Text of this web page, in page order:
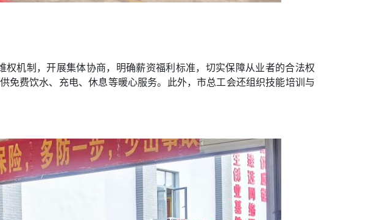
机制，开展集体协商，明确薪资福利标准，切实保障从业者的合法权
免费饮水、充电、休息等暖心服务。此外，市总工会还组织技能培训与